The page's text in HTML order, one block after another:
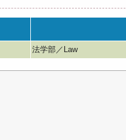
法学部／Law